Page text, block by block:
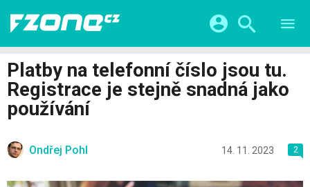
VIDEA
SERIÁLY
CHYTRÁ MĚSTA
ŽIVOT BUDOUCNOSTI
HRY A ZÁBAVA
Facebook Google
Platby na telefonní číslo jsou tu.
Registrace je stejně snadná jako
používání
Ondřej Pohl 14. 11. 2023 2